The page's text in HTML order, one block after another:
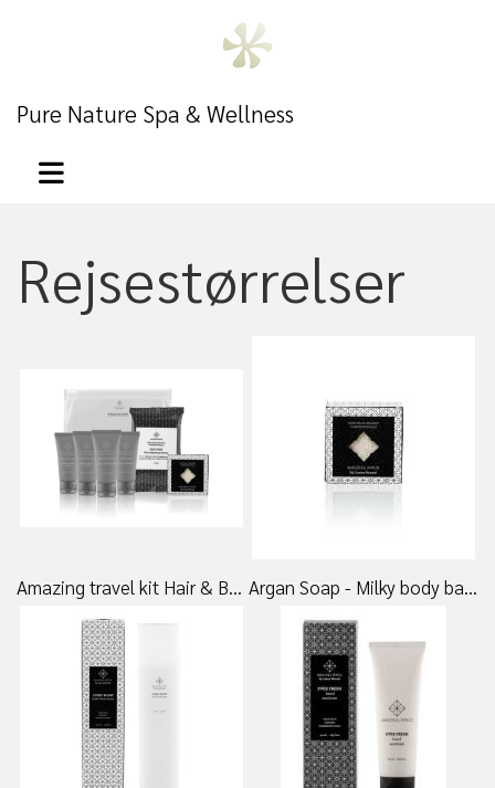
Pure Nature Spa & Wellness
Rejsestørrelser
Amazing travel kit Hair & Body - 285,00 DKK Argan Soap - Milky body bar 30 gr. - 50,00 DKK